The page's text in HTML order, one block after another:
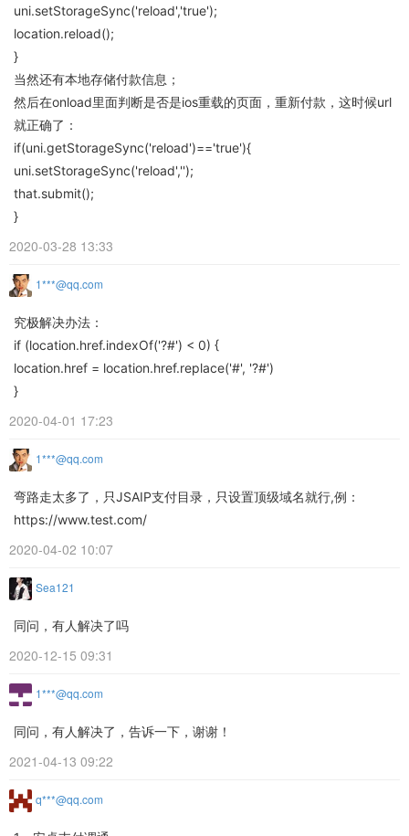
uni.setStorageSync('reload','true');
location.reload();
}
当然还有本地存储付款信息；
然后在onload里面判断是否是ios重载的页面，重新付款，这时候url
就正确了：
if(uni.getStorageSync('reload')=='true'){
uni.setStorageSync('reload','');
that.submit();
}
2020-03-28 13:33
1***@qq.com
究极解决办法：
if (location.href.indexOf('?#') < 0) {
location.href = location.href.replace('#', '?#')
}
2020-04-01 17:23
1***@qq.com
弯路走太多了，只JSAIP支付目录，只设置顶级域名就行,例：
https://www.test.com/
2020-04-02 10:07
Sea121
同问，有人解决了吗
2020-12-15 09:31
1***@qq.com
同问，有人解决了，告诉一下，谢谢！
2021-04-13 09:22
q***@qq.com